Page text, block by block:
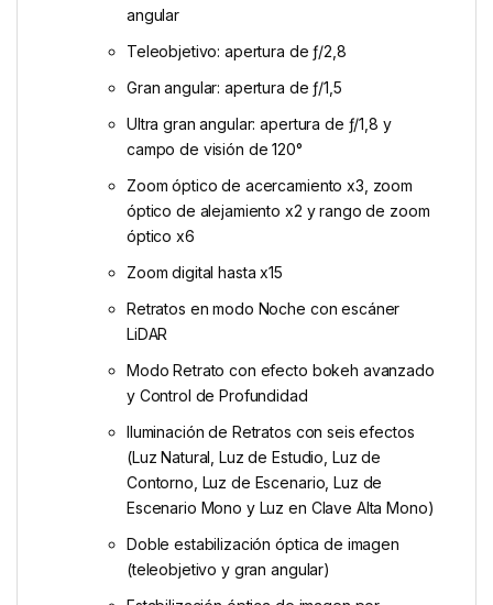
angular
Teleobjetivo: apertura de ƒ/2,8
Gran angular: apertura de ƒ/1,5
Ultra gran angular: apertura de ƒ/1,8 y
campo de visión de 120°
Zoom óptico de acercamiento x3, zoom
óptico de alejamiento x2 y rango de zoom
óptico x6
Zoom digital hasta x15
Retratos en modo Noche con escáner
LiDAR
Modo Retrato con efecto bokeh avanzado
y Control de Profundidad
Iluminación de Retratos con seis efectos
(Luz Natural, Luz de Estudio, Luz de
Contorno, Luz de Escenario, Luz de
Escenario Mono y Luz en Clave Alta Mono)
Doble estabili­zación óptica de imagen
(teleobjetivo y gran angular)